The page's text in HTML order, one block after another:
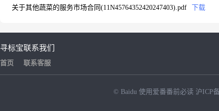
关于其他蔬菜的服务市场合同(11N45764352420247403).pdf
下载
寻标宝
首页
联系我们
联系客服
© Baidu 使用爱番番前必读 沪ICP